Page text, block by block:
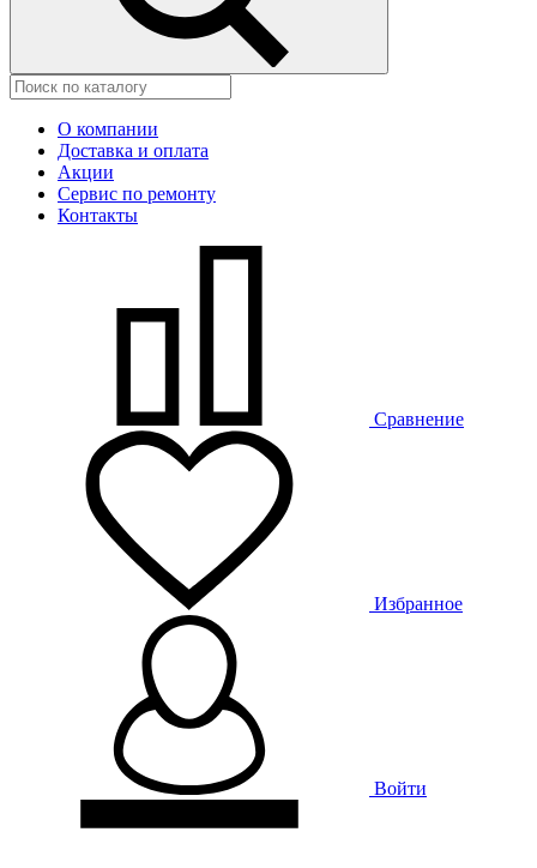
О компании
Доставка и оплата
Акции
Сервис по ремонту
Контакты
Сравнение
Избранное
Войти